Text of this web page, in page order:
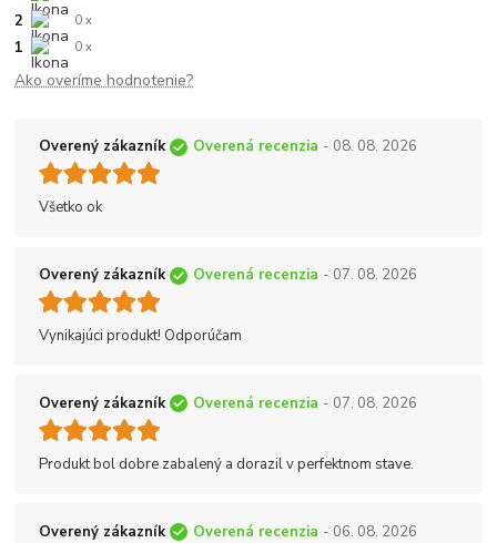
2 0 x
1 0 x
Ako overíme hodnotenie?
Overený zákazník Overená recenzia - 08. 08. 2026
Všetko ok
Overený zákazník Overená recenzia - 07. 08. 2026
Vynikajúci produkt! Odporúčam
Overený zákazník Overená recenzia - 07. 08. 2026
Produkt bol dobre zabalený a dorazil v perfektnom stave.
Overený zákazník Overená recenzia - 06. 08. 2026